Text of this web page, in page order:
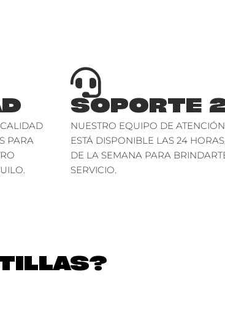
PARA
SOPORTE
NUESTRO EQUIPO DE
ESTÁ DISPONIBLE LAS 24
DE LA SEMANA PARA
SERVICIO.